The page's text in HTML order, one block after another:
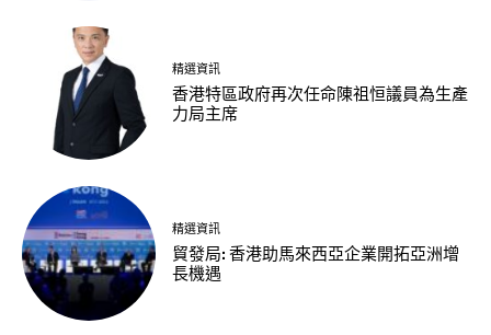
精選資訊
香港特區政府再次任命陳祖恒議員為生產
力局主席
精選資訊
貿發局: 香港助馬來西亞企業開拓亞洲增
長機遇